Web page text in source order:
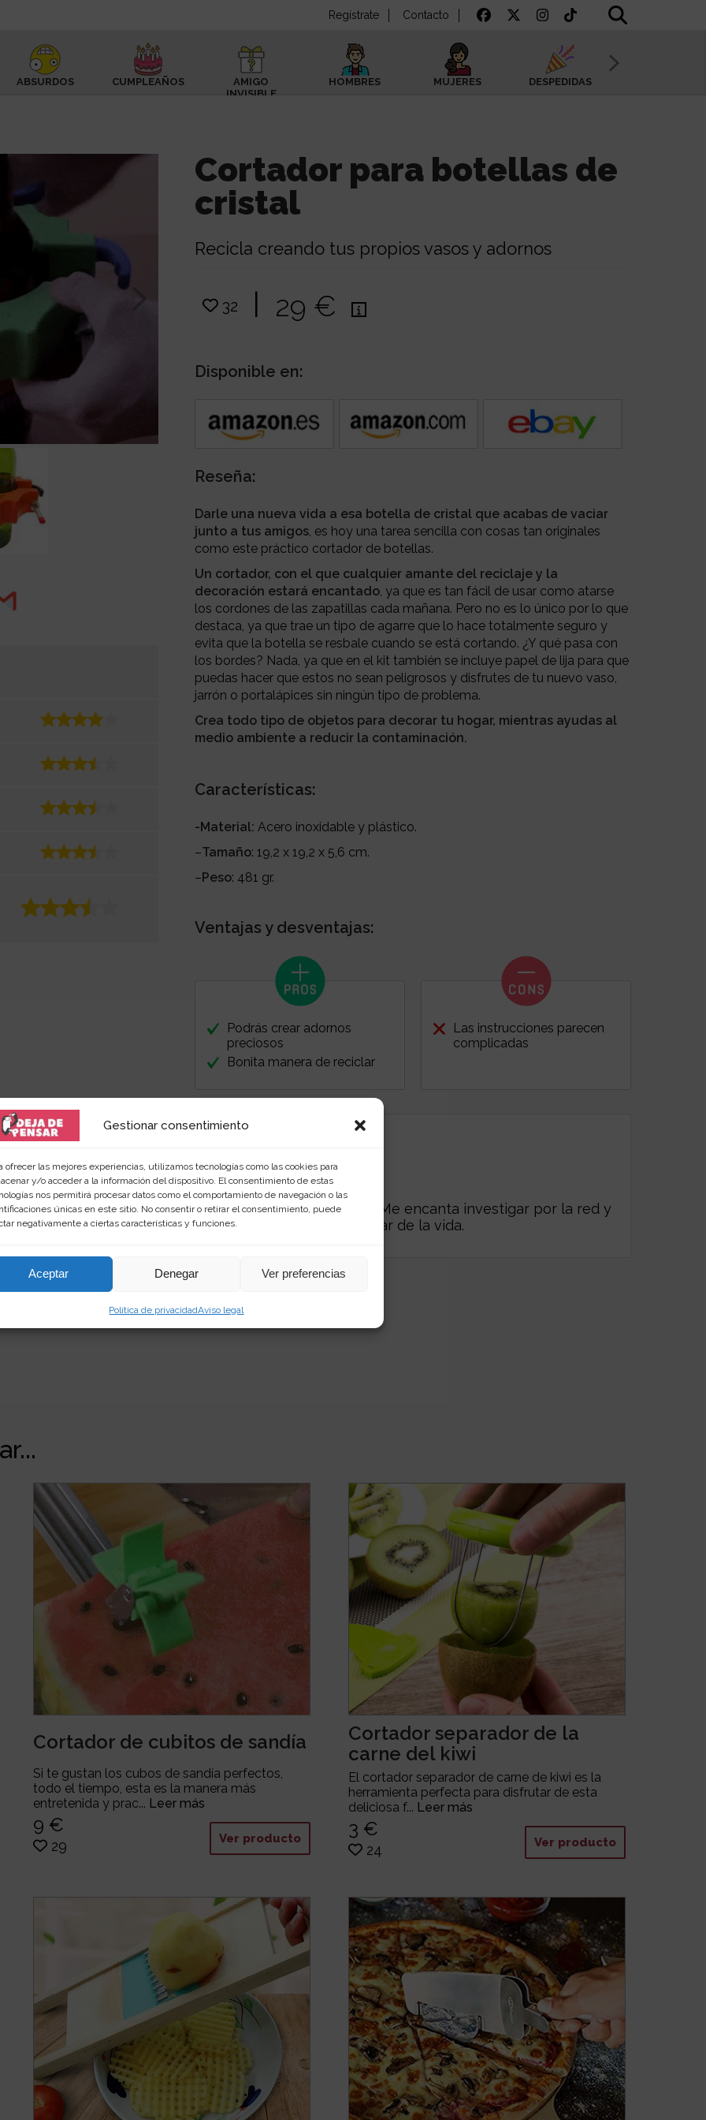
Gestionar consentimiento
ofrecer las mejores experiencias, utilizamos tecnologías como las cookies para
y/o acceder a la información del dispositivo. El consentimiento de estas
nos permitirá procesar datos como el comportamiento de navegación o las
únicas en este sitio. No consentir o retirar el consentimiento, puede
negativamente a ciertas características y funciones.
Aceptar Denegar Ver preferencias
Política de privacidadAviso legal
Regístrate Contacto
ABSURDOS CUMPLEAÑOS
AMIGO
INVISIBLE
HOMBRES MUJERES DESPEDIDAS
Cortador para botellas de
cristal
Recicla creando tus propios vasos y adornos
32 | 29 €
Disponible en:
Reseña:
Darle una nueva vida a esa botella de cristal que acabas de vaciar
junto a tus amigos , es hoy una tarea sencilla con cosas tan originales
como este práctico cortador de botellas.
Un cortador, con el que cualquier amante del reciclaje y la
decoración estará encantado , ya que es tan fácil de usar como atarse
los cordones de las zapatillas cada mañana. Pero no es lo único por lo que
destaca, ya que trae un tipo de agarre que lo hace totalmente seguro y
evita que la botella se resbale cuando se está cortando. ¿Y qué pasa con
los bordes? Nada, ya que en el kit también se incluye papel de lija para que
puedas hacer que estos no sean peligrosos y disfrutes de tu nuevo vaso,
jarrón o portalápices sin ningún tipo de problema.
Crea todo tipo de objetos para decorar tu hogar, mientras ayudas al
medio ambiente a reducir la contaminación.
Características:
-Material: Acero inoxidable y plástico.
–Tamaño: 19,2 x 19,2 x 5,6 cm.
–Peso: 481 gr.
Ventajas y desventajas:
Podrás crear adornos
preciosos
Bonita manera de reciclar
Las instrucciones parecen
complicadas
amante de las palabras y de los productos singulares. Me encanta investigar por la red y
endejadepensar.com. Me gusta el mar y disfrutar de la vida.
Cortador de cubitos de sandía
Si te gustan los cubos de sandía perfectos,
todo el tiempo, esta es la manera más
entretenida y prac... Leer más
9 €
29 Ver producto
Cortador separador de la
carne del kiwi
El cortador separador de carne de kiwi es la
herramienta perfecta para disfrutar de esta
deliciosa f... Leer más
3 €
24 Ver producto